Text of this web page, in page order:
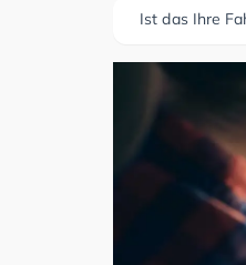
Ist das Ihre